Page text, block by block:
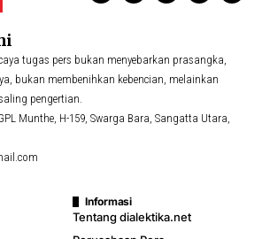
tugas pers bukan menyebarkan prasangka,
bukan membenihkan kebencian, melainkan
pengertian.
Munthe, H-159, Swarga Bara, Sangatta Utara,
Informasi
Tentang dialektika.net